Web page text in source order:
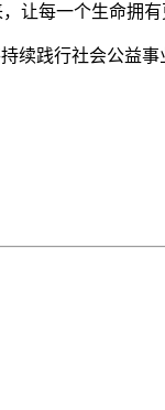
让每一个生命拥有
续践行社会公益